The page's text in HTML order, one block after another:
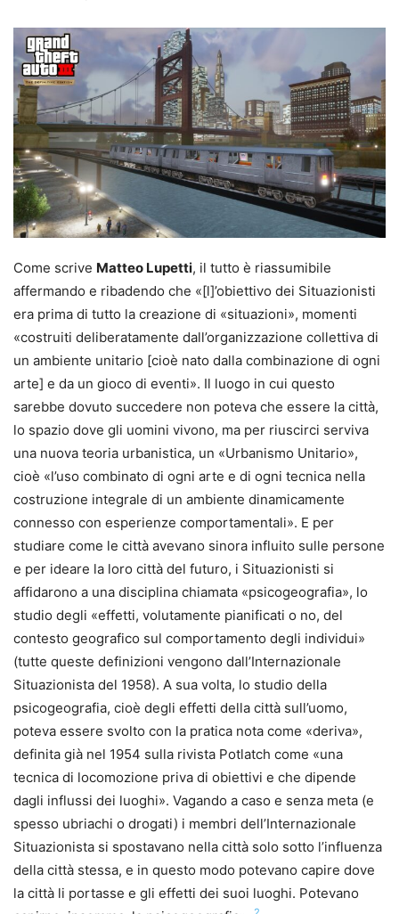
Come scrive Matteo Lupetti, il tutto è riassumibile
affermando e ribadendo che «[l]’obiettivo dei Situazionisti
era prima di tutto la creazione di «situazioni», momenti
«costruiti deliberatamente dall’organizzazione collettiva di
un ambiente unitario [cioè nato dalla combinazione di ogni
arte] e da un gioco di eventi». Il luogo in cui questo
sarebbe dovuto succedere non poteva che essere la città,
lo spazio dove gli uomini vivono, ma per riuscirci serviva
una nuova teoria urbanistica, un «Urbanismo Unitario»,
cioè «l’uso combinato di ogni arte e di ogni tecnica nella
costruzione integrale di un ambiente dinamicamente
connesso con esperienze comportamentali». E per
studiare come le città avevano sinora influito sulle persone
e per ideare la loro città del futuro, i Situazionisti si
affidarono a una disciplina chiamata «psicogeografia», lo
studio degli «effetti, volutamente pianificati o no, del
contesto geografico sul comportamento degli individui»
(tutte queste definizioni vengono dall’Internazionale
Situazionista del 1958). A sua volta, lo studio della
psicogeografia, cioè degli effetti della città sull’uomo,
poteva essere svolto con la pratica nota come «deriva»,
definita già nel 1954 sulla rivista Potlatch come «una
tecnica di locomozione priva di obiettivi e che dipende
dagli influssi dei luoghi». Vagando a caso e senza meta (e
spesso ubriachi o drogati) i membri dell’Internazionale
Situazionista si spostavano nella città solo sotto l’influenza
della città stessa, e in questo modo potevano capire dove
la città li portasse e gli effetti dei suoi luoghi. Potevano